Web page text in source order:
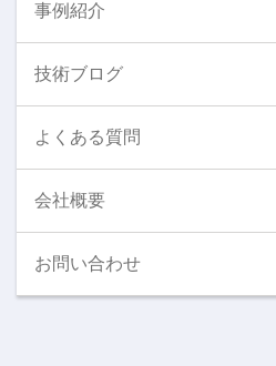
事例紹介
技術ブログ
よくある質問
会社概要
お問い合わせ